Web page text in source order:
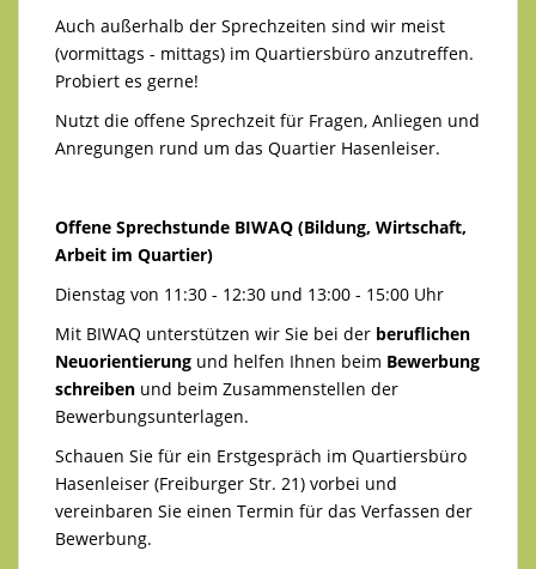
Auch außerhalb der Sprechzeiten sind wir meist
(vormittags - mittags) im Quartiersbüro anzutreffen.
Probiert es gerne!
Nutzt die offene Sprechzeit für Fragen, Anliegen und
Anregungen rund um das Quartier Hasenleiser.
Offene Sprechstunde BIWAQ (Bildung, Wirtschaft,
Arbeit im Quartier)
Dienstag von 11:30 - 12:30 und 13:00 - 15:00 Uhr
Mit BIWAQ unterstützen wir Sie bei der beruflichen
Neuorientierung und helfen Ihnen beim Bewerbung
schreiben und beim Zusammenstellen der
Bewerbungsunterlagen.
Schauen Sie für ein Erstgespräch im Quartiersbüro
Hasenleiser (Freiburger Str. 21) vorbei und
vereinbaren Sie einen Termin für das Verfassen der
Bewerbung.